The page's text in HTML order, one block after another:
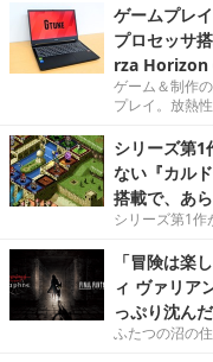
ゲームプレ
プロセッサ
rza Horizon
ゲーム＆制作
プレイ。放熱
シリーズ第1
ない『カル
搭載で、あ
シリーズ第1作
「冒険は楽
ィ ヴァリア
っぷり沈ん
ふたつの沼の